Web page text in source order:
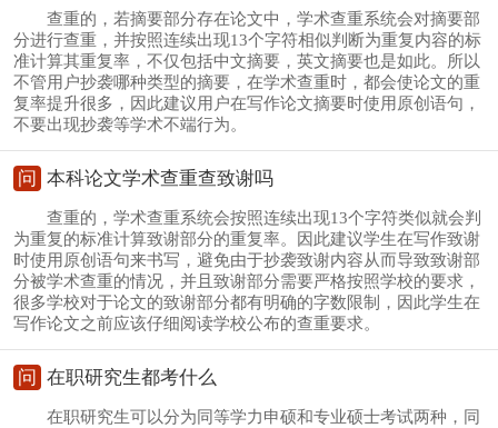
查重的，若摘要部分存在论文中，学术查重系统会对摘要部
分进行查重，并按照连续出现13个字符相似判断为重复内容的标
准计算其重复率，不仅包括中文摘要，英文摘要也是如此。所以
不管用户抄袭哪种类型的摘要，在学术查重时，都会使论文的重
复率提升很多，因此建议用户在写作论文摘要时使用原创语句，
不要出现抄袭等学术不端行为。
问 本科论文学术查重查致谢吗
查重的，学术查重系统会按照连续出现13个字符类似就会判
为重复的标准计算致谢部分的重复率。因此建议学生在写作致谢
时使用原创语句来书写，避免由于抄袭致谢内容从而导致致谢部
分被学术查重的情况，并且致谢部分需要严格按照学校的要求，
很多学校对于论文的致谢部分都有明确的字数限制，因此学生在
写作论文之前应该仔细阅读学校公布的查重要求。
问 在职研究生都考什么
在职研究生可以分为同等学力申硕和专业硕士考试两种，同